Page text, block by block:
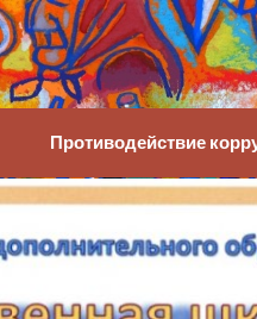
Противодействие